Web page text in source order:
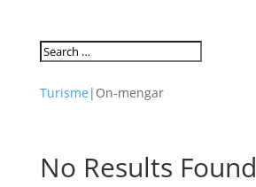
Turisme| On-mengar
No Results Found